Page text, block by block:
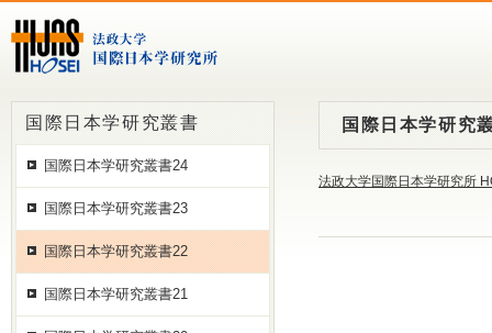
国際日本学研究
法政大学国際日本学研究所
国際日本学研究叢書
国際日本学研究叢書24
国際日本学研究叢書23
国際日本学研究叢書22
国際日本学研究叢書21